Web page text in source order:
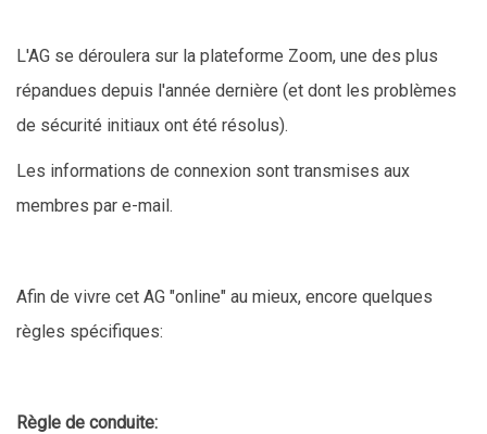
L'AG se déroulera sur la plateforme Zoom, une des plus
répandues depuis l'année dernière (et dont les problèmes
de sécurité initiaux ont été résolus).
Les informations de connexion sont transmises aux
membres par e-mail.
Afin de vivre cet AG "online" au mieux, encore quelques
règles spécifiques:
Règle de conduite: